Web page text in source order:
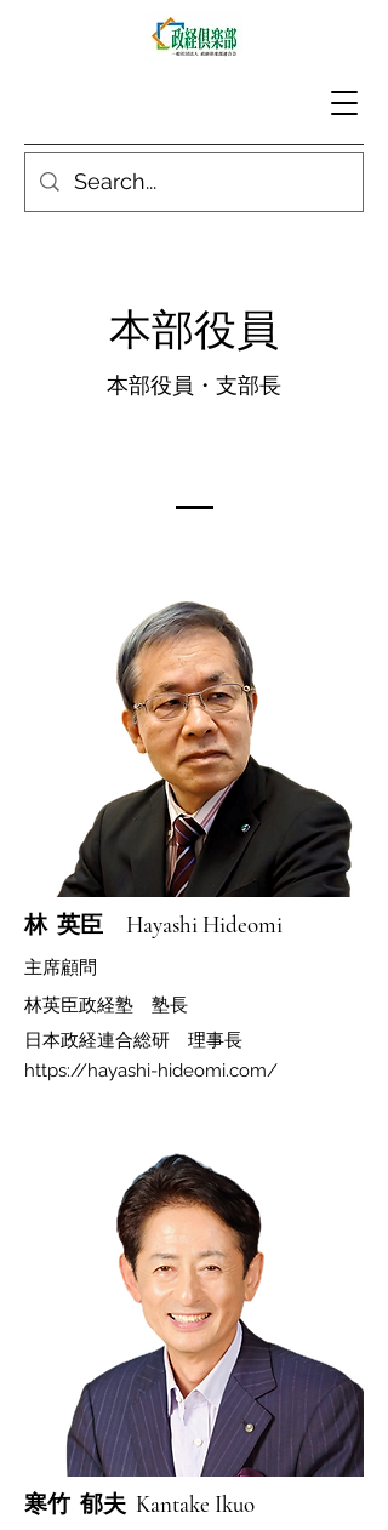
​本部役員
​本部役員・支部長
​林 英臣 Hayashi Hideomi
​主席顧問
​林英臣政経塾 塾長
日本政経連合総研 理事長
https://hayashi-hideomi.com/
​寒竹 郁夫 Kantake Ikuo